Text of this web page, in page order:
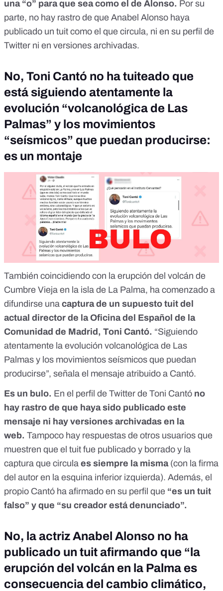
una “o” para que sea como el de Alonso. Por su
parte, no hay rastro de que Anabel Alonso haya
publicado un tuit como el que circula, ni en su perfil de
Twitter ni en versiones archivadas.
No, Toni Cantó no ha tuiteado que
está siguiendo atentamente la
evolución “volcanológica de Las
Palmas” y los movimientos
“seísmicos” que puedan producirse:
es un montaje
También coincidiendo con la erupción del volcán de
Cumbre Vieja en la isla de La Palma, ha comenzado a
difundirse una captura de un supuesto tuit del
actual director de la Oficina del Español de la
Comunidad de Madrid, Toni Cantó. “Siguiendo
atentamente la evolución volcanológica de Las
Palmas y los movimientos seísmicos que puedan
producirse”, señala el mensaje atribuido a Cantó.
Es un bulo. En el perfil de Twitter de Toni Cantó no
hay rastro de que haya sido publicado este
mensaje ni hay versiones archivadas en la
web. Tampoco hay respuestas de otros usuarios que
muestren que el tuit fue publicado y borrado y la
captura que circula es siempre la misma (con la firma
del autor en la esquina inferior izquierda). Además, el
propio Cantó ha afirmado en su perfil que “es un tuit
falso” y que “su creador está denunciado”.
No, la actriz Anabel Alonso no ha
publicado un tuit afirmando que “la
erupción del volcán en la Palma es
consecuencia del cambio climático,